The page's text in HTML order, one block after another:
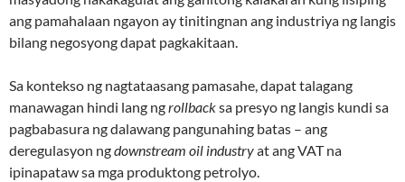
ang pamahalaan ngayon ay tinitingnan ang industriya ng langis
bilang negosyong dapat pagkakitaan.
Sa kontekso ng nagtataasang pamasahe, dapat talagang
manawagan hindi lang ngrollbacksa presyo ng langis kundi sa
pagbabasura ng dalawang pangunahing batas – ang
deregulasyon ngdownstream oil industryat ang VAT na
ipinapataw sa mga produktong petrolyo.